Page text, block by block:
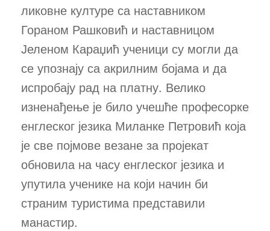
ликовне културе са наставником
Гораном Рашковић и наставницом
Јеленом Караџић ученици су могли да
се упознају са акрилним бојама и да
испробају рад на платну. Велико
изненађење је било учешће професорке
енглеског језика Миланке Петровић која
је све појмове везане за пројекат
обновила на часу енглеског језика и
упутила ученике на који начин би
страним туристима представили
манастир.